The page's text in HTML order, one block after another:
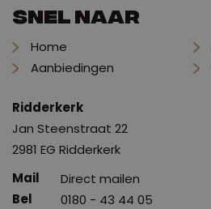
Snel naar
Home
Aanbiedingen
Ridderkerk
Jan Steenstraat 22
2981 EG Ridderkerk
Direct mailen
0180 - 43 44 05